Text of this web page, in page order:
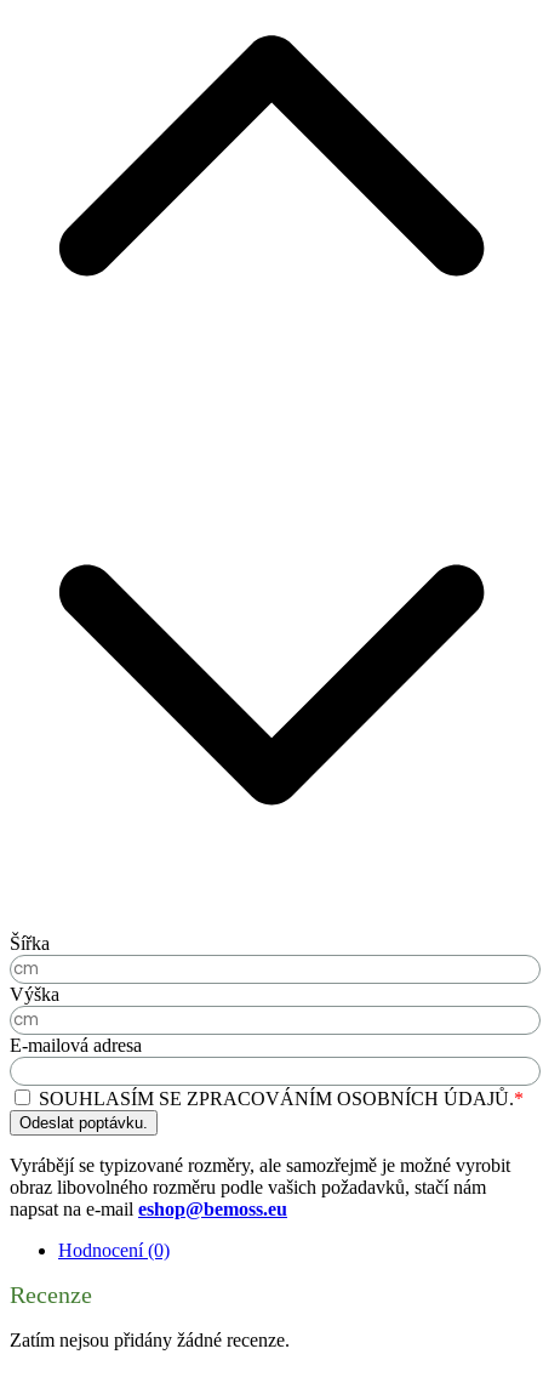
Šířka
Výška
E-mailová adresa
SOUHLASÍM SE ZPRACOVÁNÍM OSOBNÍCH ÚDAJŮ.*
Odeslat poptávku.
Vyrábějí se typizované rozměry, ale samozřejmě je možné vyrobit
obraz libovolného rozměru podle vašich požadavků, stačí nám
napsat na e-mail eshop@bemoss.eu
Hodnocení (0)
Recenze
Zatím nejsou přidány žádné recenze.